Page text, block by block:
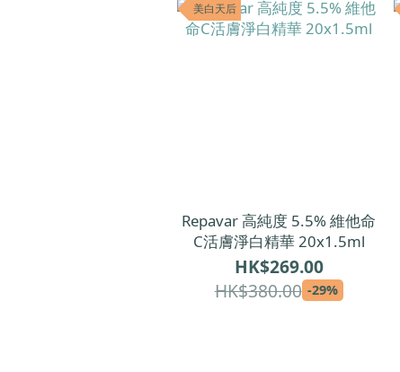
美白天后
Repavar 高純度 5.5% 維他命
C活膚淨白精華 20x1.5ml
HK$269.00
HK$380.00 -29%